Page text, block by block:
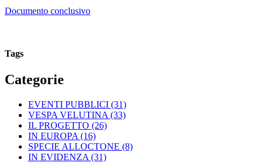
Documento conclusivo
Tags
Categorie
EVENTI PUBBLICI (31)
VESPA VELUTINA (33)
IL PROGETTO (26)
IN EUROPA (16)
SPECIE ALLOCTONE (8)
IN EVIDENZA (31)